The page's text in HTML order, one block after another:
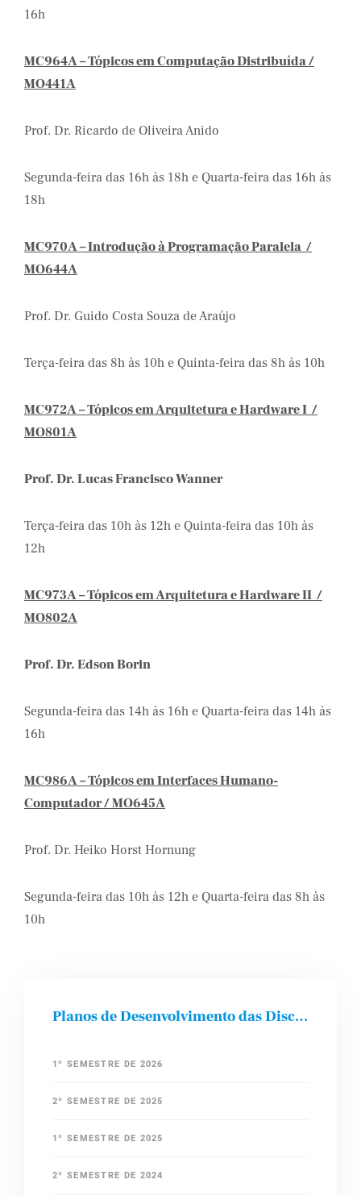
16h
MC964A – Tópicos em Computação Distribuída /
MO441A
Prof. Dr. Ricardo de Oliveira Anido
Segunda-feira das 16h às 18h e Quarta-feira das 16h às
18h
MC970A – Introdução à Programação Paralela /
MO644A
Prof. Dr. Guido Costa Souza de Araújo
Terça-feira das 8h às 10h e Quinta-feira das 8h às 10h
MC972A – Tópicos em Arquitetura e Hardware I /
MO801A
Prof. Dr. Lucas Francisco Wanner
Terça-feira das 10h às 12h e Quinta-feira das 10h às
12h
MC973A – Tópicos em Arquitetura e Hardware II /
MO802A
Prof. Dr. Edson Borin
Segunda-feira das 14h às 16h e Quarta-feira das 14h às
16h
MC986A – Tópicos em Interfaces Humano-
Computador / MO645A
Prof. Dr. Heiko Horst Hornung
Segunda-feira das 10h às 12h e Quarta-feira das 8h às
10h
Planos de Desenvolvimento das Disciplinas
1º SEMESTRE DE 2026
2º SEMESTRE DE 2025
1º SEMESTRE DE 2025
2º SEMESTRE DE 2024